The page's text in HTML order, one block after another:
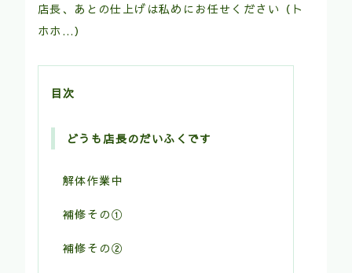
店長、あとの仕上げは私めにお任せください（ト
ホホ…）
目次
どうも店長のだいふくです
解体作業中
補修その①
補修その②